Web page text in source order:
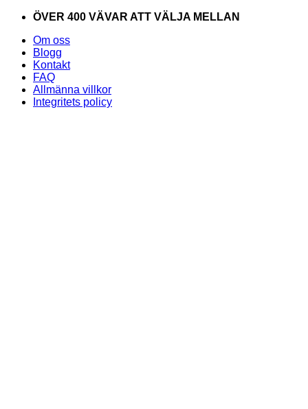
Skip
content
ÖVER 400 VÄVAR ATT VÄLJA MELLAN
Om oss
Blogg
Kontakt
FAQ
Allmänna villkor
Integritets policy